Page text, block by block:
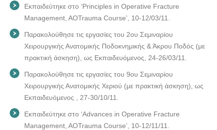
Εκπαιδεύτηκε στο ‘Principles in Operative Fracture
Management, AOTrauma Course’, 10-12/03/11.
Παρακολούθησε τις εργασίες του 2ου Σεμιναρίου
Χειρουργικής Ανατομικής Ποδοκνημικής & Άκρου Ποδός (με
πρακτική άσκηση), ως Εκπαιδευόμενος, 24-26/03/11.
Παρακολούθησε τις εργασίες του 9ου Σεμιναρίου
Χειρουργικής Ανατομικής Χεριού (με πρακτική άσκηση), ως
Εκπαιδευόμενος , 27-30/10/11.
Εκπαιδεύτηκε στο ‘Advances in Operative Fracture
Management, AOTrauma Course’, 10-12/11/11.